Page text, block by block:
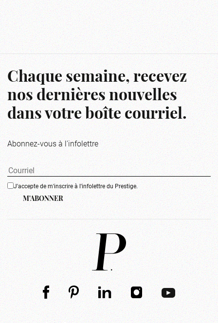
Chaque semaine, recevez
nos dernières nouvelles
dans votre boîte courriel.
Abonnez-vous à l'infolettre
J'accepte de m'inscrire à l'infolettre du Prestige.
M'ABONNER